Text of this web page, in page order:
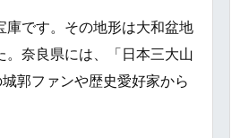
です。その地形は大和盆地
奈良県には、「日本三大山
郭ファンや歴史愛好家から